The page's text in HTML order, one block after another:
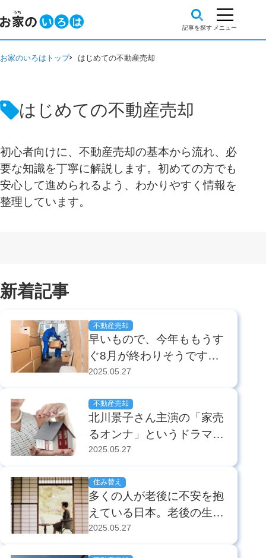
お家のいろはトップ はじめての不動産売却
はじめての不動産売却
初心者向けに、不動産売却の基本から流れ、必
要な知識を丁寧に解説します。初めての方でも
安心して進められるよう、わかりやすく情報を
整理しています。
新着記事
不動産売却
早いもので、今年ももうす
ぐ8月が終わりそうです。
これから「転勤」や「秋入
ている方もいらっしゃいま
すよね？ ちなみに、総務
省の統計によると、2015
年の月別の移動者数は下の
ました。 ...
2025.05.27
不動産売却
北川景子さん主演の「家売
るオンナ」というドラマを
ご存知ですか？ 7月の放送
ピック期間を除き常に2ケ
タというこの夏イチオシの
人気ドラマとなっていま
す。 主人公は北川景子さ
2025.05.27
住み替え
多くの人が老後に不安を抱
えている日本。老後の生活
に住まいが大きく影響する
2025.05.27